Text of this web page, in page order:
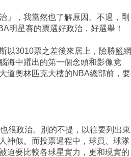
」，我當然也了解原因。不過，剛
明星賽的票選好政治，好選舉！
以3010票之差後來居上，險勝籃網
海中躍出的第一個念頭和影像竟
道奧林匹克大樓的NBA總部前，要
很政治。別的不提，以往要列出東
神似。而投票過程中，球員、球隊
迫要比較各球星實力，更和現實的